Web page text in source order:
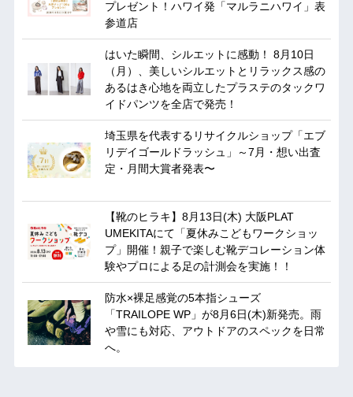
プレゼント！ハワイ発「マルラニハワイ」表
参道店
はいた瞬間、シルエットに感動！ 8月10日
（月）、美しいシルエットとリラックス感の
あるはき心地を両立したプラステのタックワ
イドパンツを全店で発売！
埼玉県を代表するリサイクルショップ「エブ
リデイゴールドラッシュ」～7月・想い出査
定・月間大賞者発表〜
【靴のヒラキ】8月13日(木) 大阪PLAT
UMEKITAにて「夏休みこどもワークショッ
プ」開催！親子で楽しむ靴デコレーション体
験やプロによる足の計測会を実施！！
防水×裸足感覚の5本指シューズ
「TRAILOPE WP」が8月6日(木)新発売。雨
や雪にも対応、アウトドアのスペックを日常
へ。